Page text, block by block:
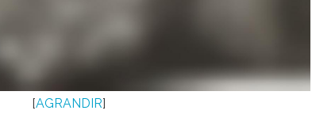
[AGRANDIR]